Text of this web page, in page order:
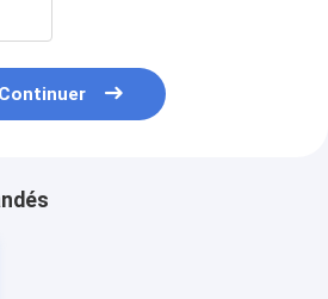
Continuer